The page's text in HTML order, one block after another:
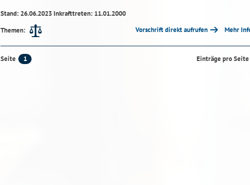
Stand: 26.06.2023 Inkrafttreten: 11.01.2000
Themen:
Vorschrift direkt aufrufen Mehr
Seite 1 Einträge pro Seite